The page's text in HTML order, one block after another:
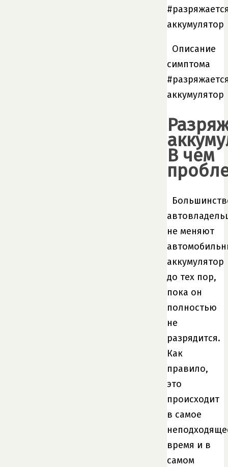
аккумулятор
Описание
симптома
аккумулятор
В чем
не меняют
аккумулятор
до тех пор,
пока он
полностью
не
разрядится.
Как
правило,
это
происходит
в самое
время и в
самом